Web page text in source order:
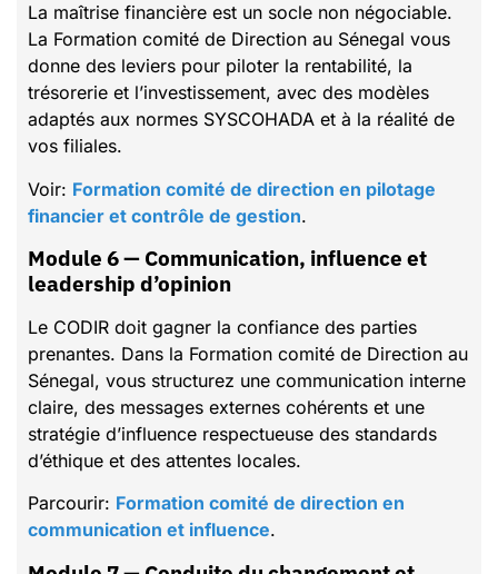
La maîtrise financière est un socle non négociable.
La Formation comité de Direction au Sénegal vous
donne des leviers pour piloter la rentabilité, la
trésorerie et l’investissement, avec des modèles
adaptés aux normes SYSCOHADA et à la réalité de
vos filiales.
Voir: Formation comité de direction en pilotage
financier et contrôle de gestion.
Module 6 — Communication, influence et
leadership d’opinion
Le CODIR doit gagner la confiance des parties
prenantes. Dans la Formation comité de Direction au
Sénegal, vous structurez une communication interne
claire, des messages externes cohérents et une
stratégie d’influence respectueuse des standards
d’éthique et des attentes locales.
Parcourir: Formation comité de direction en
communication et influence.